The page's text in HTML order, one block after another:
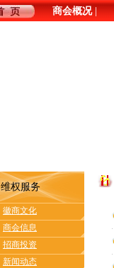
商会概况|
维权服务
徽商文化
商会信息
招商投资
新闻动态